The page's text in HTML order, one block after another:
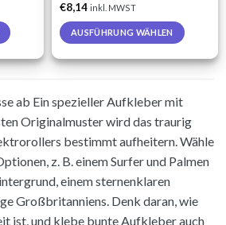
€8,14 inkl. MWST
AUSFÜHRUNG WÄHLEN
product
multiple
variants.
may
be
chosen
on
ab Ein spezieller Aufkleber mit
Originalmuster wird das traurig
bestimmt aufheitern. Wähle
z. B. einem Surfer und Palmen
einem sternenklaren
Großbritanniens. Denk daran, wie
ist, und klebe bunte Aufkleber auch